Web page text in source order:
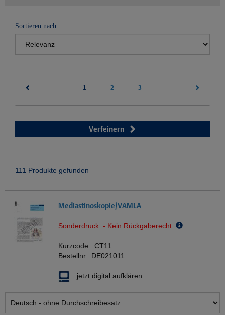
Sortieren nach:
1 2 3
Verfeinern
111 Produkte gefunden
Mediastinoskopie/VAMLA
Sonderdruck - Kein Rückgaberecht
Kurzcode: CT11
Bestellnr.: DE021011
jetzt digital aufklären